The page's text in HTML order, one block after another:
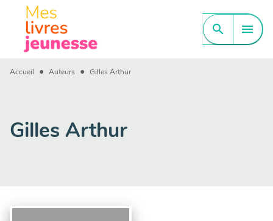
MENU CONTENU
PIED DE PAGE
search menu
Accueil • Auteurs • Gilles Arthur
Gilles Arthur